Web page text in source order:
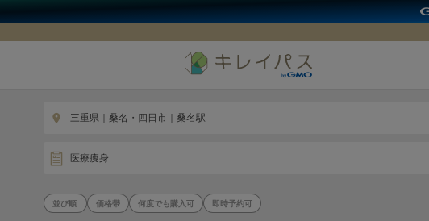
三重県｜桑名・四日市｜桑名駅
医療痩身
価格帯 何度でも購入可 即時予約可